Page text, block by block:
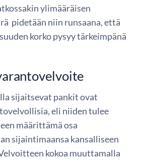
ylimääräisen
pidetään niin runsaana, että
korko pysyy tärkeimpänä
sijaitsevat pankit ovat
eli niiden tulee
määrittämä osa
sijaintimaansa kansalliseen
kokoa muuttamalla